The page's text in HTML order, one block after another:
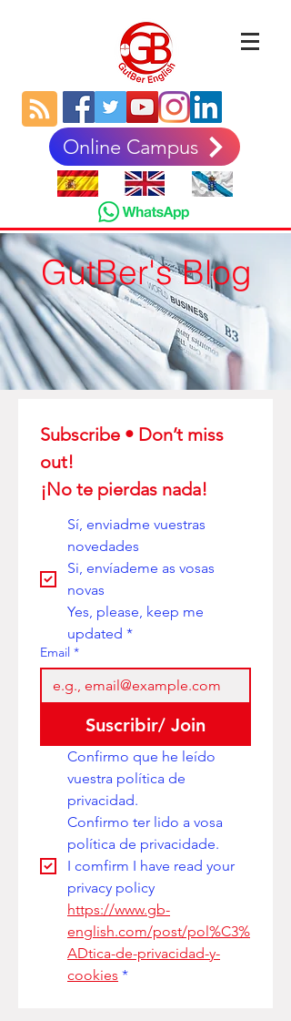
Online Campus
GutBer's Blog
Subscribe • Don’t miss
¡No te pierdas nada!
Sí, enviadme vuestras
novedades
Si, envíademe as vosas
novas
Yes, please, keep me
updated *
Email *
Suscribir/ Join
Confirmo que he leído
vuestra política de
Confirmo ter lido a vosa
I comfirm I have read your
privacy policy
https://www.gb-
english.com/post/pol%C3%
ADtica-de-privacidad-y-
cookies *